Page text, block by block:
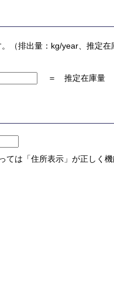
（排出量：kg/year、推定
＝推定在庫量
は「住所表示」が正しく